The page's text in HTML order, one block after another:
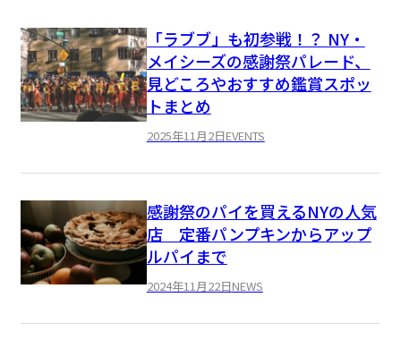
「ラブブ」も初参戦！？ NY・
メイシーズの感謝祭パレード、
見どころやおすすめ鑑賞スポッ
トまとめ
2025年11月2日EVENTS
感謝祭のパイを買えるNYの人気
店 定番パンプキンからアップ
ルパイまで
2024年11月22日NEWS